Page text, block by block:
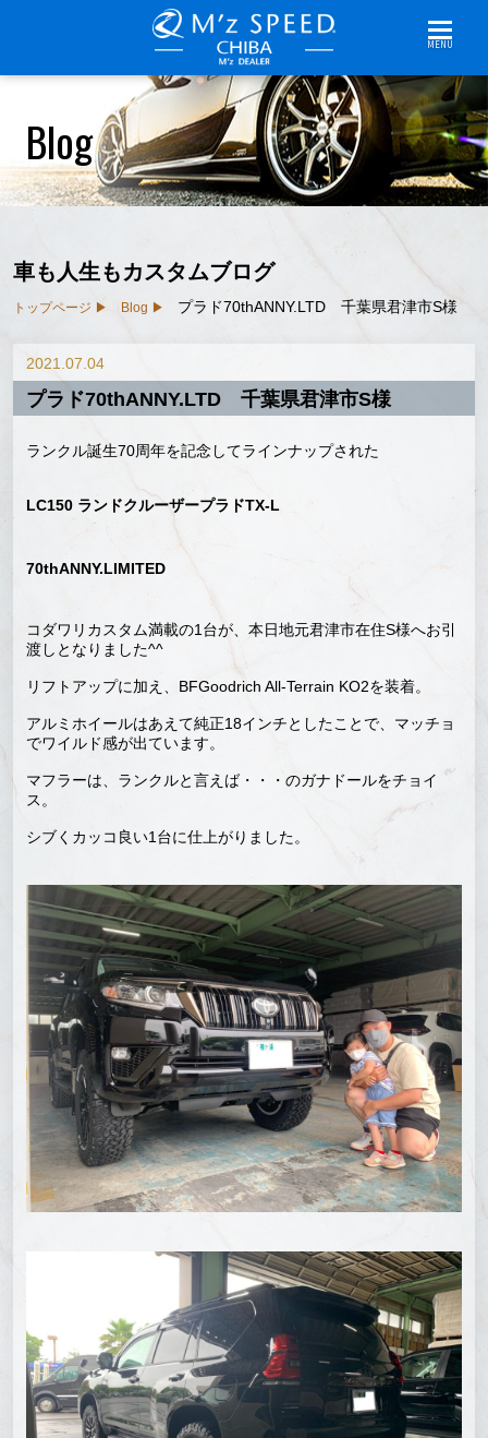
MENU
Blog
車も人生もカスタムブログ
トップページ Blog プラド70thANNY.LTD 千葉県君津市S様
2021.07.04
プラド70thANNY.LTD 千葉県君津市S様
ランクル誕生70周年を記念してラインナップされた
LC150 ランドクルーザープラドTX-L
70thANNY.LIMITED
コダワリカスタム満載の1台が、本日地元君津市在住S様へお引
渡しとなりました^^
リフトアップに加え、BFGoodrich All-Terrain KO2を装着。
アルミホイールはあえて純正18インチとしたことで、マッチョ
でワイルド感が出ています。
マフラーは、ランクルと言えば・・・のガナドールをチョイ
ス。
シブくカッコ良い1台に仕上がりました。